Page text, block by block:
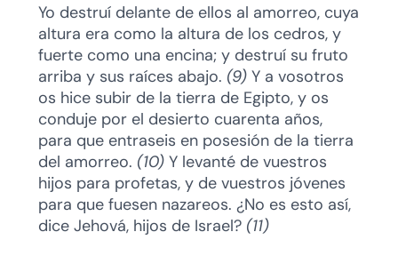
Yo destruí delante de ellos al amorreo, cuya
altura era como la altura de los cedros, y
fuerte como una encina; y destruí su fruto
arriba y sus raíces abajo. (9)Y a vosotros
os hice subir de la tierra de Egipto, y os
conduje por el desierto cuarenta años,
para que entraseis en posesión de la tierra
del amorreo. (10)Y levanté de vuestros
hijos para profetas, y de vuestros jóvenes
para que fuesen nazareos. ¿No es esto así,
dice Jehová, hijos de Israel? (11)